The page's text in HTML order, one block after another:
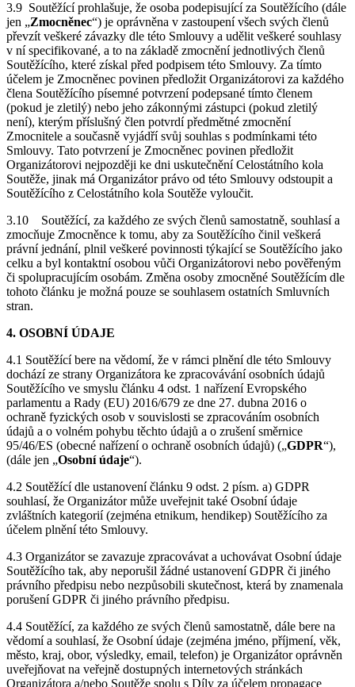
3.9 Soutěžící prohlašuje, že osoba podepisující za Soutěžícího (dále
jen „Zmocněnec“) je oprávněna v zastoupení všech svých členů
převzít veškeré závazky dle této Smlouvy a udělit veškeré souhlasy
v ní specifikované, a to na základě zmocnění jednotlivých členů
Soutěžícího, které získal před podpisem této Smlouvy. Za tímto
účelem je Zmocněnec povinen předložit Organizátorovi za každého
člena Soutěžícího písemné potvrzení podepsané tímto členem
(pokud je zletilý) nebo jeho zákonnými zástupci (pokud zletilý
není), kterým příslušný člen potvrdí předmětné zmocnění
Zmocnitele a současně vyjádří svůj souhlas s podmínkami této
Smlouvy. Tato potvrzení je Zmocněnec povinen předložit
Organizátorovi nejpozději ke dni uskutečnění Celostátního kola
Soutěže, jinak má Organizátor právo od této Smlouvy odstoupit a
Soutěžícího z Celostátního kola Soutěže vyloučit.
3.10
Soutěžící, za každého ze svých členů samostatně, souhlasí a
zmocňuje Zmocněnce k tomu, aby za Soutěžícího činil veškerá
právní jednání, plnil veškeré povinnosti týkající se Soutěžícího jako
celku a byl kontaktní osobou vůči Organizátorovi nebo pověřeným
či spolupracujícím osobám. Změna osoby zmocněné Soutěžícím dle
tohoto článku je možná pouze se souhlasem ostatních Smluvních
stran.
4. OSOBNÍ ÚDAJE
4.1 Soutěžící bere na vědomí, že v rámci plnění dle této Smlouvy
dochází ze strany Organizátora ke zpracovávání osobních údajů
Soutěžícího ve smyslu článku 4 odst. 1 nařízení Evropského
parlamentu a Rady (EU) 2016/679 ze dne 27. dubna 2016 o
ochraně fyzických osob v souvislosti se zpracováním osobních
údajů a o volném pohybu těchto údajů a o zrušení směrnice
95/46/ES (obecné nařízení o ochraně osobních údajů) („GDPR“),
(dále jen „Osobní údaje“).
4.2 Soutěžící dle ustanovení článku 9 odst. 2 písm. a) GDPR
souhlasí, že Organizátor může uveřejnit také Osobní údaje
zvláštních kategorií (zejména etnikum, hendikep) Soutěžícího za
účelem plnění této Smlouvy.
4.3 Organizátor se zavazuje zpracovávat a uchovávat Osobní údaje
Soutěžícího tak, aby neporušil žádné ustanovení GDPR či jiného
právního předpisu nebo nezpůsobili skutečnost, která by znamenala
porušení GDPR či jiného právního předpisu.
4.4 Soutěžící, za každého ze svých členů samostatně, dále bere na
vědomí a souhlasí, že Osobní údaje (zejména jméno, příjmení, věk,
město, kraj, obor, výsledky, email, telefon) je Organizátor oprávněn
uveřejňovat na veřejně dostupných internetových stránkách
Organizátora a/nebo Soutěže spolu s Díly za účelem propagace